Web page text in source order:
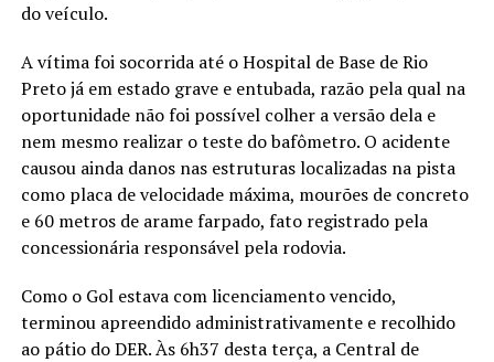
do veículo.
A vítima foi socorrida até o Hospital de Base de Rio
Preto já em estado grave e entubada, razão pela qual na
oportunidade não foi possível colher a versão dela e
nem mesmo realizar o teste do bafômetro. O acidente
causou ainda danos nas estruturas localizadas na pista
como placa de velocidade máxima, mourões de concreto
e 60 metros de arame farpado, fato registrado pela
concessionária responsável pela rodovia.
Como o Gol estava com licenciamento vencido,
terminou apreendido administrativamente e recolhido
ao pátio do DER. Às 6h37 desta terça, a Central de